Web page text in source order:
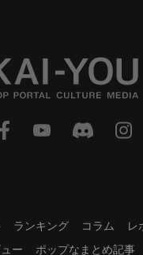
ランキング コラム
レ
ー ポップなまとめ記事